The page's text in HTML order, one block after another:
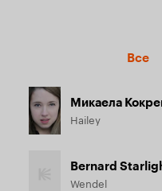
Все
Микаела
Hailey
Bernard
Wendel